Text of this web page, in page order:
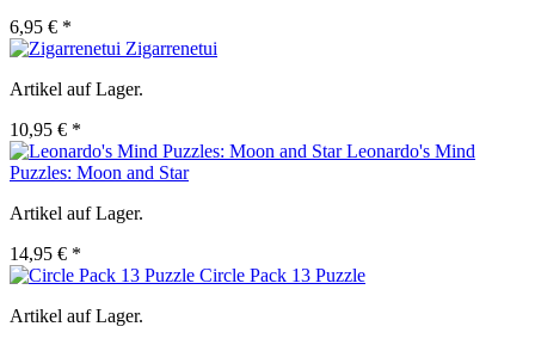
6,95 € *
Zigarrenetui
Artikel auf Lager.
10,95 € *
Leonardo's Mind
Puzzles: Moon and Star
Artikel auf Lager.
14,95 € *
Circle Pack 13 Puzzle
Artikel auf Lager.